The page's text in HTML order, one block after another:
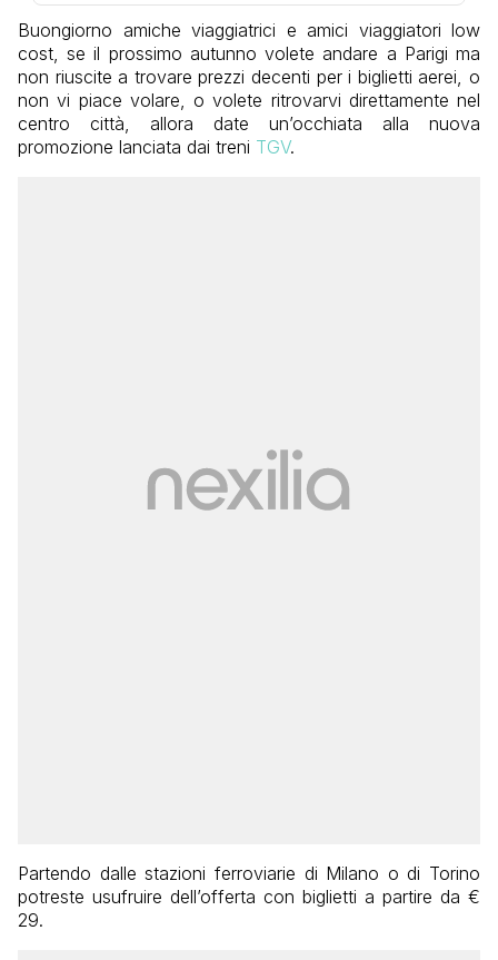
Buongiorno amiche viaggiatrici e amici viaggiatori low
cost, se il prossimo autunno volete andare a Parigi ma
non riuscite a trovare prezzi decenti per i biglietti aerei, o
non vi piace volare, o volete ritrovarvi direttamente nel
centro città, allora date un’occhiata alla nuova
promozione lanciata dai treni TGV.
Partendo dalle stazioni ferroviarie di Milano o di Torino
potreste usufruire dell’offerta con biglietti a partire da €
29.